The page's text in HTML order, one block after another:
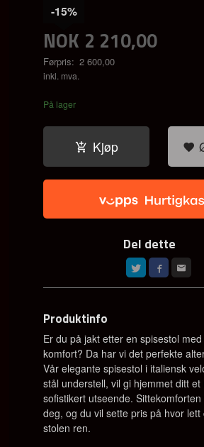
NOK 2 210,00
Førpris: 2 600,00
Rabatt
-15%
inkl. mva.
På lager
Kjøp
Del dette
Produktinfo
Er du på jakt etter en spisestol
komfort? Da har vi det perfekte
Vår elegante spisestol i italiensk
stål understell, vil gi hjemmet ditt
sofistikert utseende.
deg, og du vil sette pris på hvor
stolen ren.